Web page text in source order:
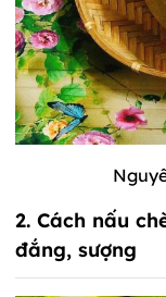
2. Cách nấu
đắng, sượng